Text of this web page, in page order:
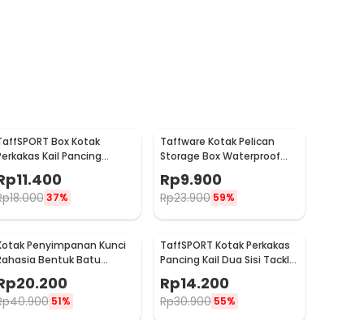
Box Kotak
Kail Pancing
11.400
18.000 37%
Taffware Kotak Pelican
Storage Box Waterproof
- G10/J020
Rp9.900
Rp23.900 59%
Penyimpanan Kunci
Bentuk Batu
20.200
40.900 51%
TaffSPORT Kotak Perkakas
Pancing Kail Dua Sisi Tackle
Rp14.200
Rp30.900 55%